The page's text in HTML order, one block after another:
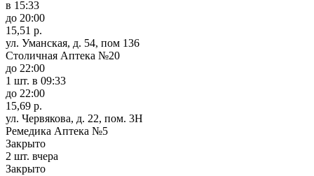
в 15:33
до 20:00
15,51 р.
ул. Уманская, д. 54, пом 136
Столичная Аптека №20
до 22:00
1 шт. в 09:33
до 22:00
15,69 р.
ул. Червякова, д. 22, пом. 3Н
Ремедика Аптека №5
Закрыто
2 шт. вчера
Закрыто